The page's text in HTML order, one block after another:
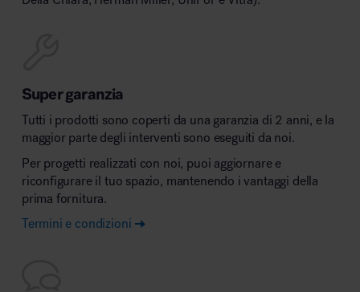
Super garanzia
Tutti i prodotti sono coperti da una garanzia di 2 anni, e la
maggior parte degli interventi sono eseguiti da noi.
Per progetti realizzati con noi, puoi aggiornare e
riconfigurare il tuo spazio, mantenendo i vantaggi della
prima fornitura.
Termini e condizioni